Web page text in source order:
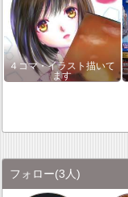
４コマ・イラスト描いて
ます
フォロー(3人)